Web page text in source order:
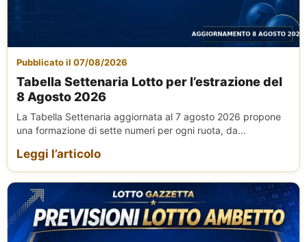
Pubblicato il 07/08/2026
Tabella Settenaria Lotto per l’estrazione del
8 Agosto 2026
La Tabella Settenaria aggiornata al 7 agosto 2026 propone
una formazione di sette numeri per ogni ruota, da...
Leggi l’articolo